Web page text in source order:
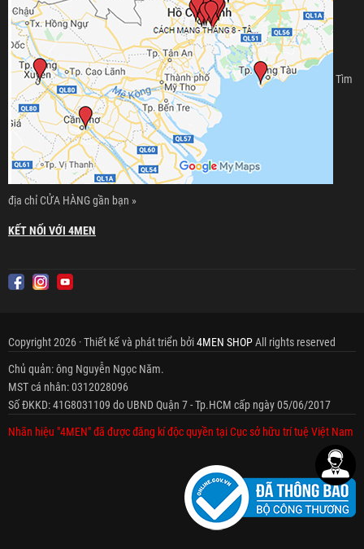
Tìm
địa chỉ CỬA HÀNG gần bạn »
KẾT NỐI VỚI 4MEN
Copyright 2026 · Thiết kế và phát triển bởi4MEN SHOPAll rights reserved
Chủ quản: ông Nguyễn Ngọc Năm.
MST cá nhân: 0312028096
Số ĐKKD: 41G8031109 do UBND Quận 7 - Tp.HCM cấp ngày 05/06/2017
Nhãn hiệu "4MEN" đã được đăng kí độc quyền tại Cục sở hữu trí tuệ Việt Nam